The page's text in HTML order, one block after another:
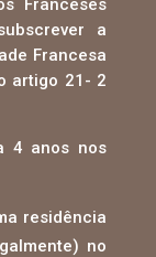
Franceses
a
Francesa
artigo 21- 2
4 anos nos
residência
no